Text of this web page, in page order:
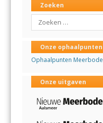
Zoeken
Search
Onze ophaalpunten
Ophaalpunten Meerbode
Onze uitgaven